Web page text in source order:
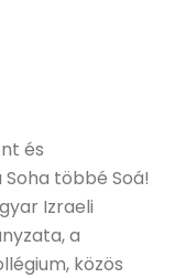
és
többé Soá!
Izraeli
a
közös